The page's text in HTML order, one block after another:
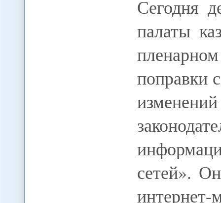
Сегодня
палаты
поправки
сетей».